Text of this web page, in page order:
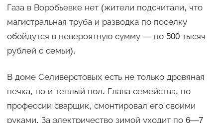
Газа в Воробьевке нет (жители подсчитали, что
магистральная труба и разводка по поселку
обойдутся в невероятную сумму — по 500 тысяч
рублей с семьи).
В доме Селиверстовых есть не только дровяная
печка, но и теплый пол. Глава семейства, по
профессии сварщик, смонтировал его своими
руками. За электричество зимой уходит по 6—7